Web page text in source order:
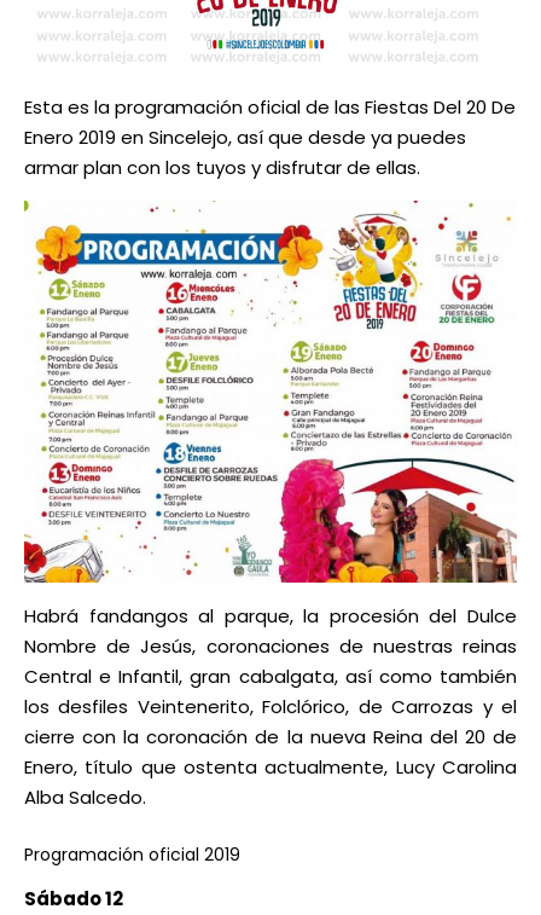
Esta es la programación oficial de las Fiestas Del 20 De
Enero 2019 en Sincelejo, así que desde ya puedes
armar plan con los tuyos y disfrutar de ellas.
Habrá fandangos al parque, la procesión del Dulce
Nombre de Jesús, coronaciones de nuestras reinas
Central e Infantil, gran cabalgata, así como también
los desfiles Veintenerito, Folclórico, de Carrozas y el
cierre con la coronación de la nueva Reina del 20 de
Enero, título que ostenta actualmente, Lucy Carolina
Alba Salcedo.
Programación oficial 2019
Sábado 12